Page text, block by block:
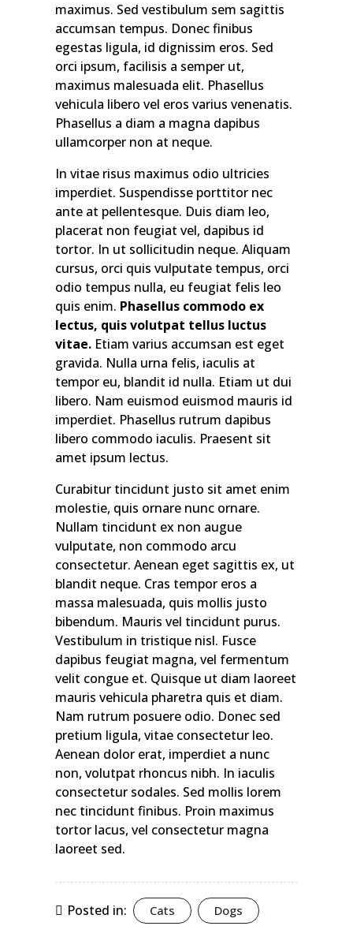
maximus. Sed vestibulum sem sagittis
accumsan tempus. Donec finibus
egestas ligula, id dignissim eros. Sed
orci ipsum, facilisis a semper ut,
maximus malesuada elit. Phasellus
vehicula libero vel eros varius venenatis.
Phasellus a diam a magna dapibus
ullamcorper non at neque.
In vitae risus maximus odio ultricies
imperdiet. Suspendisse porttitor nec
ante at pellentesque. Duis diam leo,
placerat non feugiat vel, dapibus id
tortor. In ut sollicitudin neque. Aliquam
cursus, orci quis vulputate tempus, orci
odio tempus nulla, eu feugiat felis leo
quis enim. Phasellus commodo ex
lectus, quis volutpat tellus luctus
vitae.Etiam varius accumsan est eget
gravida. Nulla urna felis, iaculis at
tempor eu, blandit id nulla. Etiam ut dui
libero. Nam euismod euismod mauris id
imperdiet. Phasellus rutrum dapibus
libero commodo iaculis. Praesent sit
amet ipsum lectus.
Curabitur tincidunt justo sit amet enim
molestie, quis ornare nunc ornare.
Nullam tincidunt ex non augue
vulputate, non commodo arcu
consectetur. Aenean eget sagittis ex, ut
blandit neque. Cras tempor eros a
massa malesuada, quis mollis justo
bibendum. Mauris vel tincidunt purus.
Vestibulum in tristique nisl. Fusce
dapibus feugiat magna, vel fermentum
velit congue et. Quisque ut diam laoreet
mauris vehicula pharetra quis et diam.
Nam rutrum posuere odio. Donec sed
pretium ligula, vitae consectetur leo.
Aenean dolor erat, imperdiet a nunc
non, volutpat rhoncus nibh. In iaculis
consectetur sodales. Sed mollis lorem
nec tincidunt finibus. Proin maximus
tortor lacus, vel consectetur magna
laoreet sed.
Posted in: Cats Dogs